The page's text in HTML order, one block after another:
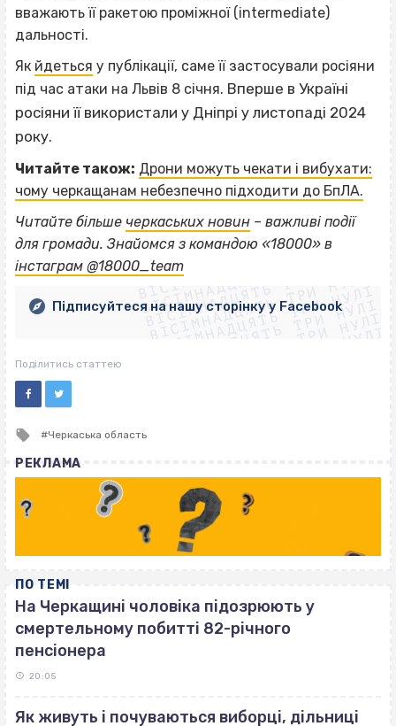
вважають її ракетою проміжної (intermediate)
дальності.
Як йдеться у публікації, саме її застосували росіяни
під час атаки на Львів 8 січня. Вперше в Україні
росіяни її використали у Дніпрі у листопаді 2024
року.
Читайте також: Дрони можуть чекати і вибухати:
чому черкащанам небезпечно підходити до БпЛА.
Читайте більше черкаських новин – важливі події
для громади. Знайомся з командою «18000» в
інстаграм @18000_teamВІСІМНАДЦЯТЬ ТРИ НУЛІ
ВІСІМНАДЦЯТЬ ТРИ НУЛІ
ВІСІМНАДЦЯТЬ ТРИ НУЛІ
ВІСІМНАДЦЯТЬ ТРИ НУЛІ
ВІСІМНАДЦЯТЬ ТРИ НУЛІ
ВІСІМНАДЦЯТЬ ТРИ НУЛІ
ВІСІМНАДЦЯТЬ ТРИ НУЛІ
ВІСІМНАДЦЯТЬ ТРИ НУЛІ
Підписуйтеся на нашу сторінку у Facebook
Поділитись статтею
Tagged
Черкаська область
РЕКЛАМА
ПО ТЕМІ
На Черкащині чоловіка підозрюють у
смертельному побитті 82-річного
пенсіонера
20:05
Як живуть і почуваються виборці, дільниці